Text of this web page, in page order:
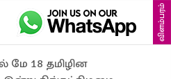
விளம்பரம்
மே 18 தமிழின